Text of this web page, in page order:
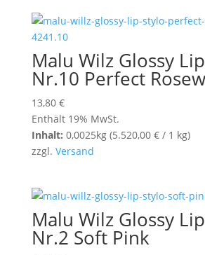
Malu Wilz Glossy
Nr.10 Perfect
13,80 €
Enthält 19% MwSt.
Inhalt: 0,0025kg (5.520,00 €/ 1 kg)
zzgl. Versand
Malu Wilz Glossy
Nr.2 Soft Pink